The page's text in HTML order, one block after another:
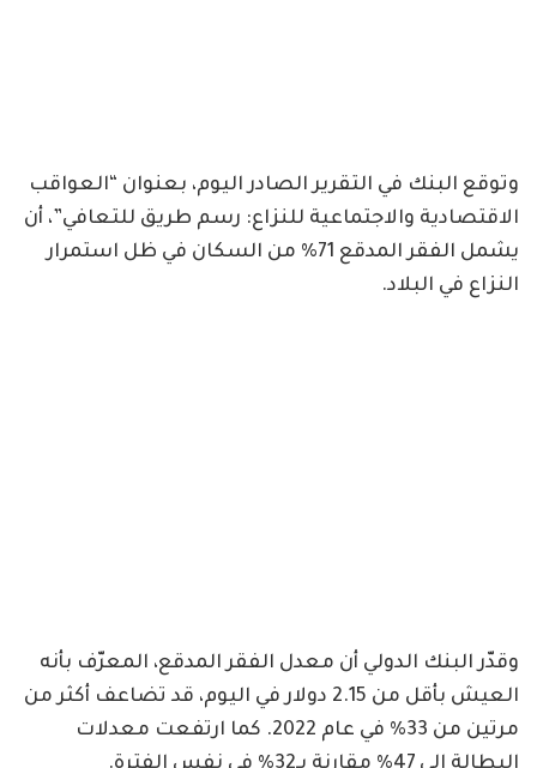
وتوقع البنك في التقرير الصادر اليوم، بعنوان “العواقب
الاقتصادية والاجتماعية للنزاع: رسم طريق للتعافي”، أن
يشمل الفقر المدقع 71% من السكان في ظل استمرار
النزاع في البلاد.
وقدّر البنك الدولي أن معدل الفقر المدقع، المعرّف بأنه
العيش بأقل من 2.15 دولار في اليوم، قد تضاعف أكثر من
مرتين من 33% في عام 2022. كما ارتفعت معدلات